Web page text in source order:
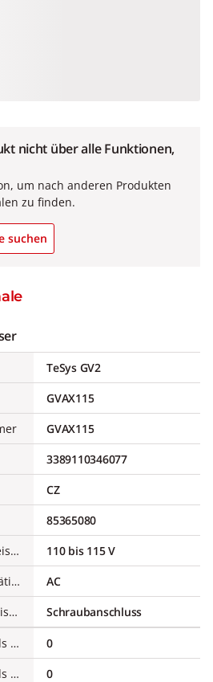
nicht über alle Funktionen,
um nach anderen Produkten
zu finden.
suchen
TeSys GV2
GVAX115
GVAX115
3389110346077
CZ
85365080
Bemessungssteuerspeisespannung AC 50 Hz
110 bis 115 V
Spannungsart zur Betätigung
AC
Ausführung des elektrischen Anschlusses
Schraubanschluss
Anzahl der Kontakte als Schließer
0
Anzahl der Kontakte als Öffner
0